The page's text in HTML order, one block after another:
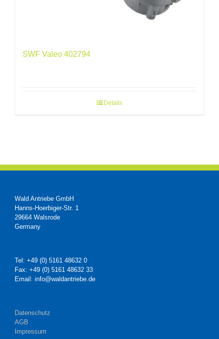
SWF Valeo 402794
Details
Wald Antriebe GmbH
Hanns-Hoerbiger-Str. 1
29664 Walsrode
Germany
Tel: +49 (0) 5161 48632 0
Fax: +49 (0) 5161 48632 33
Email: info@waldantriebe.de
Datenschutz
AGB
Impressum